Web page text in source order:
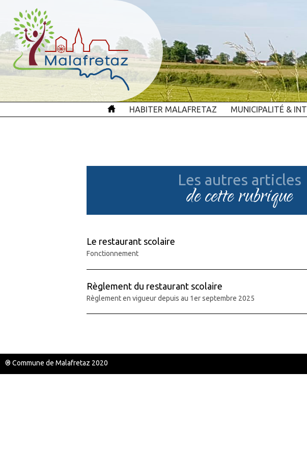
HABITER MALAFRETAZ MUNICIPALITÉ &
Les autres articles
de cette rubrique
Le restaurant scolaire
Fonctionnement
Règlement du restaurant scolaire
Règlement en vigueur depuis au 1er septembre 2025
® Commune de Malafretaz 2020